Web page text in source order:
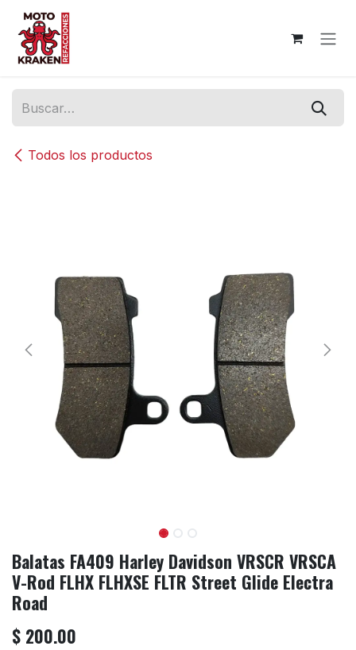
Ir al contenido
Todos los productos
Balatas FA409 Harley Davidson VRSCR VRSCA
V-Rod FLHX FLHXSE FLTR Street Glide Electra
Road
$ 200.00